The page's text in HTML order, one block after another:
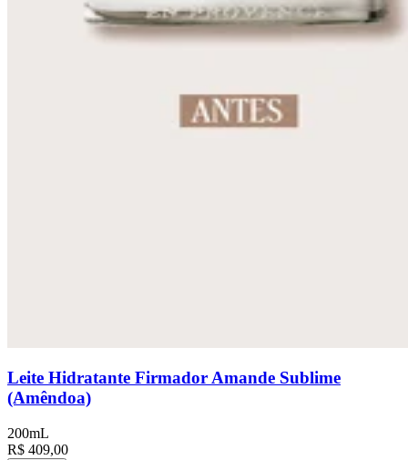
Leite Hidratante Firmador Amande Sublime
(Amêndoa)
200mL
R$ 409,00